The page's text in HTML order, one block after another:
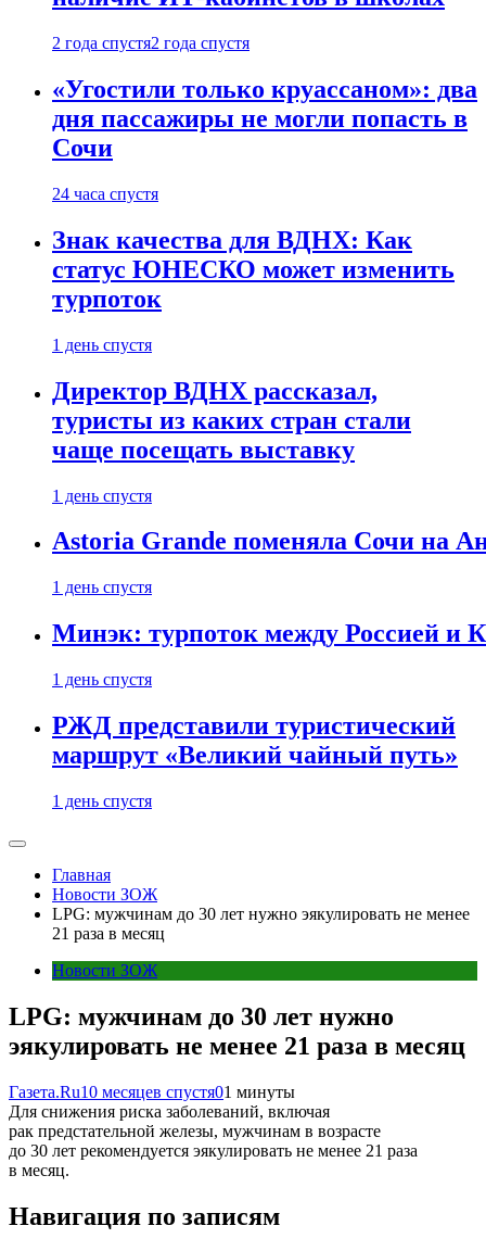
2 года спустя2 года спустя
«Угостили только круассаном»: два
дня пассажиры не могли попасть в
Сочи
24 часа спустя
Знак качества для ВДНХ: Как
статус ЮНЕСКО может изменить
турпоток
1 день спустя
Директор ВДНХ рассказал,
туристы из каких стран стали
чаще посещать выставку
1 день спустя
Astoria Grande поменяла Сочи на
1 день спустя
Минэк: турпоток между Россией и
1 день спустя
РЖД представили туристический
маршрут «Великий чайный путь»
1 день спустя
Главная
Новости ЗОЖ
LPG: мужчинам до 30 лет нужно эякулировать не менее
21 раза в месяц
Новости ЗОЖ
LPG: мужчинам до 30 лет нужно
эякулировать не менее 21 раза в месяц
Газета.Ru10 месяцев спустя01 минуты
Для снижения риска заболеваний, включая
рак предстательной железы, мужчинам в возрасте
до 30 лет рекомендуется эякулировать не менее 21 раза
в месяц.
Навигация по записям